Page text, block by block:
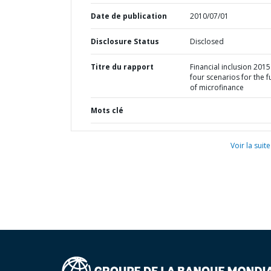
Date de publication 2010/07/01
Disclosure Status Disclosed
Titre du rapport
Financial inclusion 2015
four scenarios for the
of microfinance
Mots clé
Voir la suite